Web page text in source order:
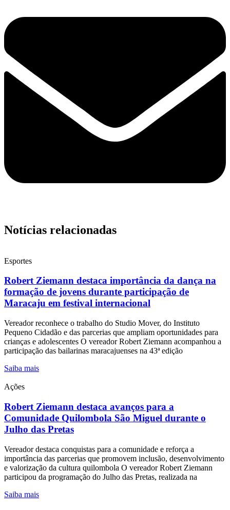
Notícias relacionadas
Esportes
Robert Ziemann destaca importância da dança na
formação de jovens durante participação de
Maracaju em festival internacional
Vereador reconhece o trabalho do Studio Mover, do Instituto
Pequeno Cidadão e das parcerias que ampliam oportunidades para
crianças e adolescentes O vereador Robert Ziemann acompanhou a
participação das bailarinas maracajuenses na 43ª edição
Saiba mais
Ações
Robert Ziemann destaca avanços para a
Comunidade Quilombola São Miguel durante o
Julho das Pretas
Vereador destaca conquistas para a comunidade e reforça a
importância das parcerias que promovem inclusão, desenvolvimento
e valorização da cultura quilombola O vereador Robert Ziemann
participou da programação do Julho das Pretas, realizada na
Saiba mais